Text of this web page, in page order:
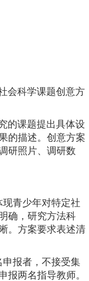
会科学课题创意方
的课题提出具体设
的描述。创意方案
研照片、调研数
青少年对特定社
确，研究方法科
。方案要求表述清
报者，不接受集
报两名指导教师。